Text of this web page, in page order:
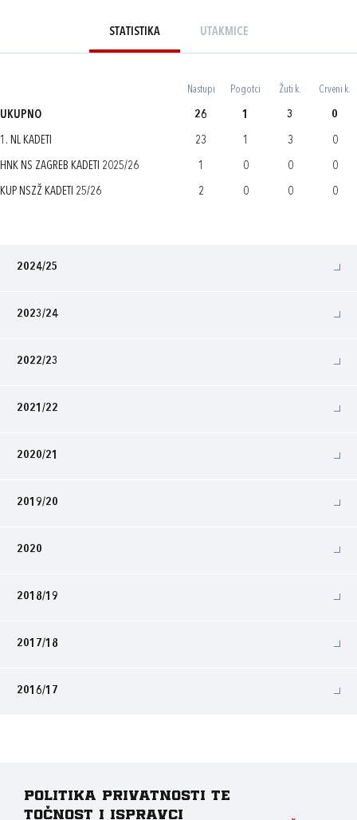
STATISTIKA UTAKMICE
Nastupi Pogotci Žuti k. Crveni k.
UKUPNO 26 1 3 0
1. NL KADETI 23 1 3 0
HNK NS ZAGREB KADETI 2025/26 1 0 0 0
KUP NSZŽ KADETI 25/26 2 0 0 0
2024/25
2023/24
2022/23
2021/22
2020/21
2019/20
2020
2018/19
2017/18
2016/17
Politika privatnosti te
točnost i ispravci